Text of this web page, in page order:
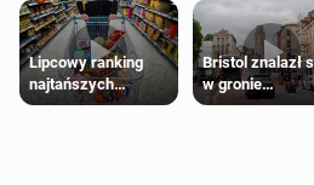
Lipcowy ranking
najtańszych
supermarketów
Bristol znalazł
w gronie
najlepszych